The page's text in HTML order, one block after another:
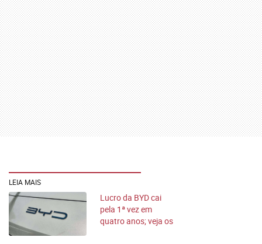
LEIA MAIS
Lucro da BYD cai
pela 1ª vez em
quatro anos; veja os